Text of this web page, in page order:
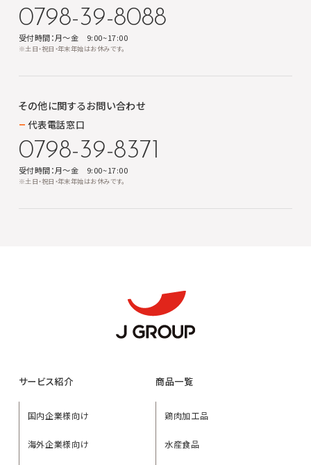
0798-39-8088
受付時間：月～金 9:00~17:00
※土日・祝日・年末年始はお休みです。
その他に関するお問い合わせ
代表電話窓口
0798-39-8371
受付時間：月～金 9:00~17:00
※土日・祝日・年末年始はお休みです。
サービス紹介
国内企業様向け
海外企業様向け
商品一覧
鶏肉加工品
水産食品